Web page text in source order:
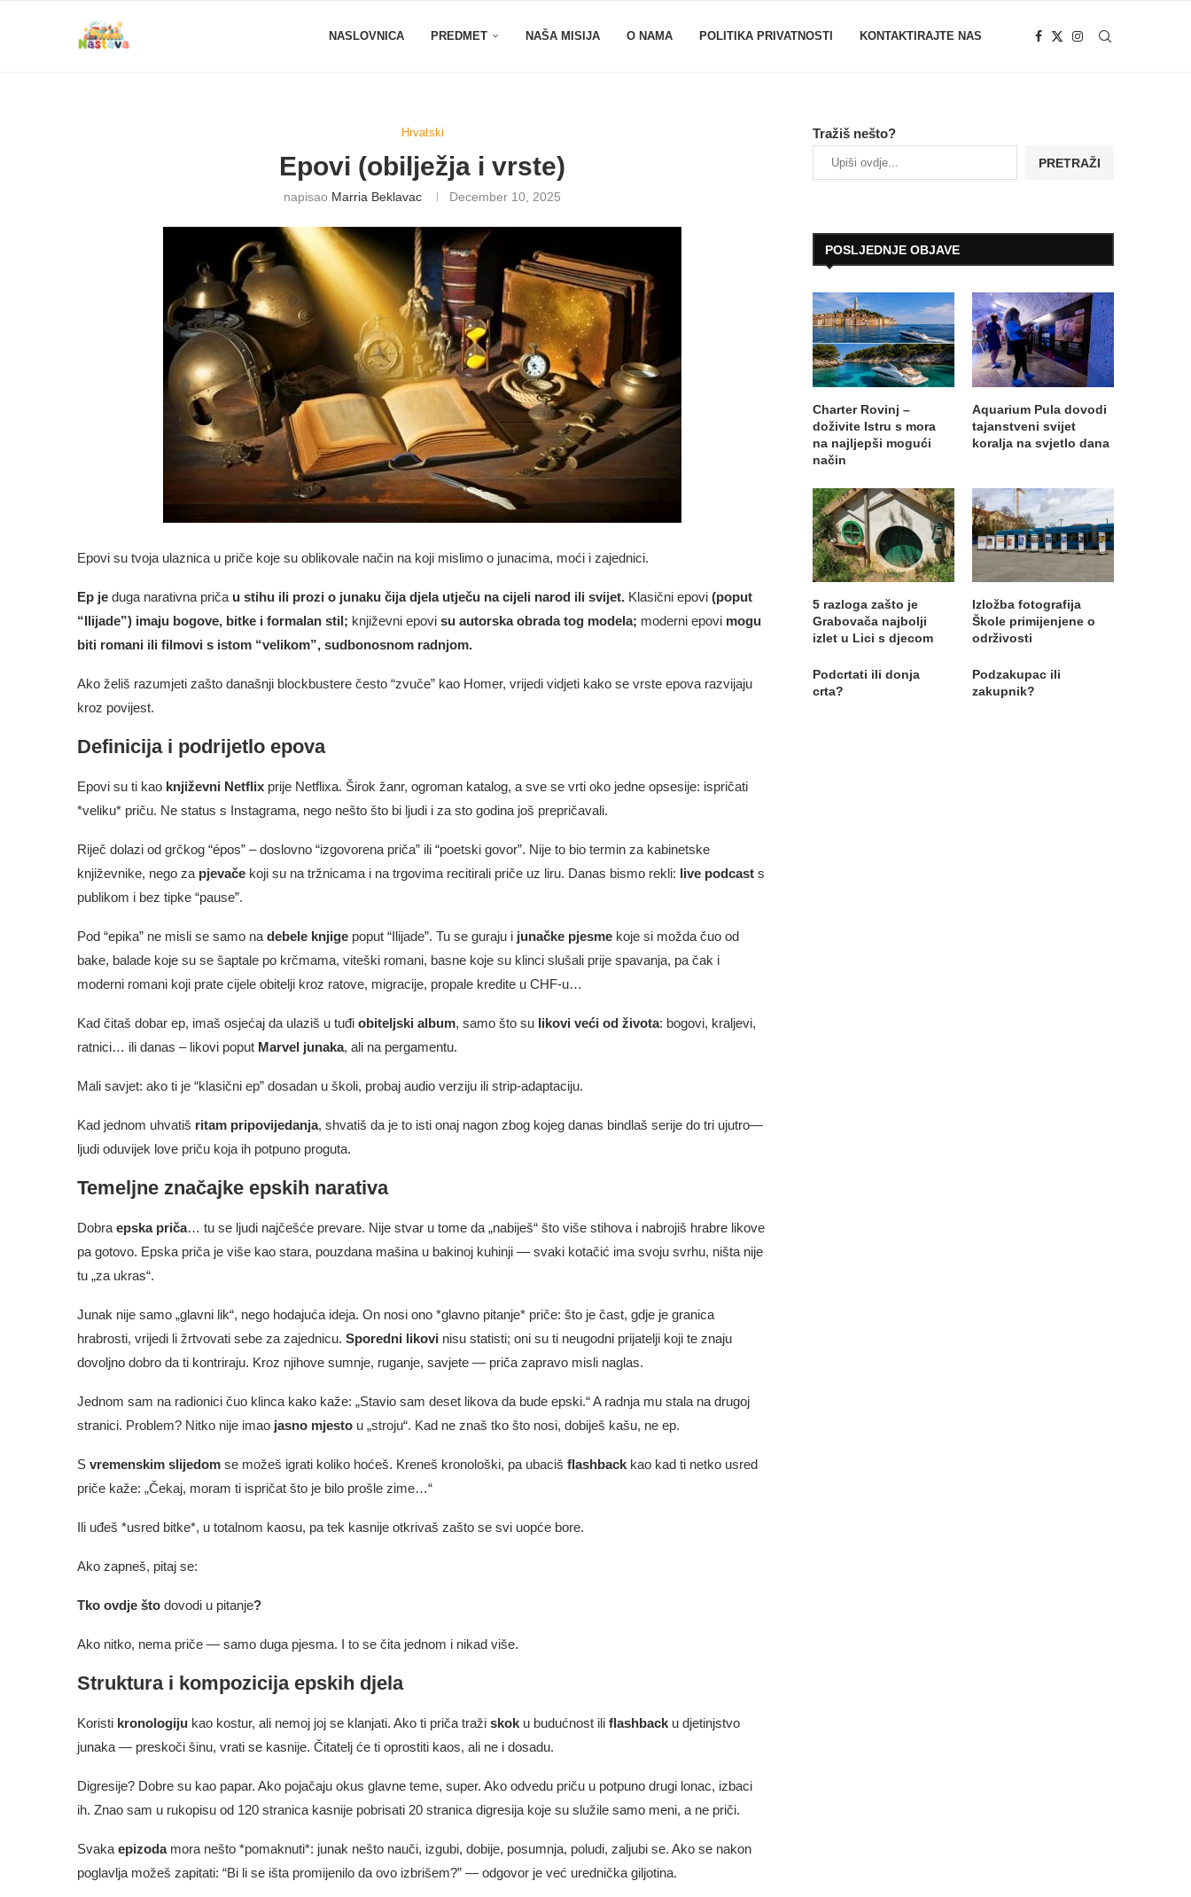
NASLOVNICA PREDMET NAŠA MISIJA O NAMA POLITIKA PRIVATNOSTI KONTAKTIRAJTE NAS
Hrvatski
Epovi (obilježja i vrste)
napisao Marria Beklavac December 10, 2025
Epovi su tvoja ulaznica u priče koje su oblikovale način na koji mislimo o junacima, moći i zajednici.
Ep je duga narativna priča u stihu ili prozi o junaku čija djela utječu na cijeli narod ili svijet. Klasični epovi (poput
“Ilijade”) imaju bogove, bitke i formalan stil; književni epovi su autorska obrada tog modela; moderni epovi mogu
biti romani ili filmovi s istom “velikom”, sudbonosnom radnjom.
Ako želiš razumjeti zašto današnji blockbustere često “zvuče” kao Homer, vrijedi vidjeti kako se vrste epova razvijaju
kroz povijest.
Definicija i podrijetlo epova
Epovi su ti kao književni Netflix prije Netflixa. Širok žanr, ogroman katalog, a sve se vrti oko jedne opsesije: ispričati
*veliku* priču. Ne status s Instagrama, nego nešto što bi ljudi i za sto godina još prepričavali.
Riječ dolazi od grčkog “épos” – doslovno “izgovorena priča” ili “poetski govor”. Nije to bio termin za kabinetske
književnike, nego za pjevače koji su na tržnicama i na trgovima recitirali priče uz liru. Danas bismo rekli: live podcast s
publikom i bez tipke “pause”.
Pod “epika” ne misli se samo na debele knjige poput “Ilijade”. Tu se guraju i junačke pjesme koje si možda čuo od
bake, balade koje su se šaptale po krčmama, viteški romani, basne koje su klinci slušali prije spavanja, pa čak i
moderni romani koji prate cijele obitelji kroz ratove, migracije, propale kredite u CHF-u…
Kad čitaš dobar ep, imaš osjećaj da ulaziš u tuđi obiteljski album, samo što su likovi veći od života: bogovi, kraljevi,
ratnici… ili danas – likovi poput Marvel junaka, ali na pergamentu.
Mali savjet: ako ti je “klasični ep” dosadan u školi, probaj audio verziju ili strip-adaptaciju.
Kad jednom uhvatiš ritam pripovijedanja, shvatiš da je to isti onaj nagon zbog kojeg danas bindlaš serije do tri ujutro—
ljudi oduvijek love priču koja ih potpuno proguta.
Temeljne značajke epskih narativa
Dobra epska priča… tu se ljudi najčešće prevare. Nije stvar u tome da „nabiješ“ što više stihova i nabrojiš hrabre likove
pa gotovo. Epska priča je više kao stara, pouzdana mašina u bakinoj kuhinji — svaki kotačić ima svoju svrhu, ništa nije
tu „za ukras“.
Junak nije samo „glavni lik“, nego hodajuća ideja. On nosi ono *glavno pitanje* priče: što je čast, gdje je granica
hrabrosti, vrijedi li žrtvovati sebe za zajednicu. Sporedni likovi nisu statisti; oni su ti neugodni prijatelji koji te znaju
dovoljno dobro da ti kontriraju. Kroz njihove sumnje, ruganje, savjete — priča zapravo misli naglas.
Jednom sam na radionici čuo klinca kako kaže: „Stavio sam deset likova da bude epski.“ A radnja mu stala na drugoj
stranici. Problem? Nitko nije imao jasno mjesto u „stroju“. Kad ne znaš tko što nosi, dobiješ kašu, ne ep.
S vremenskim slijedom se možeš igrati koliko hoćeš. Kreneš kronološki, pa ubaciš flashback kao kad ti netko usred
priče kaže: „Čekaj, moram ti ispričat što je bilo prošle zime…“
Ili uđeš *usred bitke*, u totalnom kaosu, pa tek kasnije otkrivaš zašto se svi uopće bore.
Ako zapneš, pitaj se:
Tko ovdje što dovodi u pitanje?
Ako nitko, nema priče — samo duga pjesma. I to se čita jednom i nikad više.
Struktura i kompozicija epskih djela
Koristi kronologiju kao kostur, ali nemoj joj se klanjati. Ako ti priča traži skok u budućnost ili flashback u djetinjstvo
junaka — preskoči šinu, vrati se kasnije. Čitatelj će ti oprostiti kaos, ali ne i dosadu.
Digresije? Dobre su kao papar. Ako pojačaju okus glavne teme, super. Ako odvedu priču u potpuno drugi lonac, izbaci
ih. Znao sam u rukopisu od 120 stranica kasnije pobrisati 20 stranica digresija koje su služile samo meni, a ne priči.
Svaka epizodamora nešto *pomaknuti*: junak nešto nauči, izgubi, dobije, posumnja, poludi, zaljubi se. Ako se nakon
poglavlja možeš zapitati: “Bi li se išta promijenilo da ovo izbrišem?” — odgovor je već urednička giljotina.
Tražiš nešto?
PRETRAŽI
POSLJEDNJE OBJAVE
Charter Rovinj –
doživite Istru s mora
na najljepši mogući
način
Aquarium Pula dovodi
tajanstveni svijet
koralja na svjetlo dana
5 razloga zašto je
Grabovača najbolji
izlet u Lici s djecom
Izložba fotografija
Škole primijenjene o
održivosti
Podcrtati ili donja
crta?
Podzakupac ili
zakupnik?